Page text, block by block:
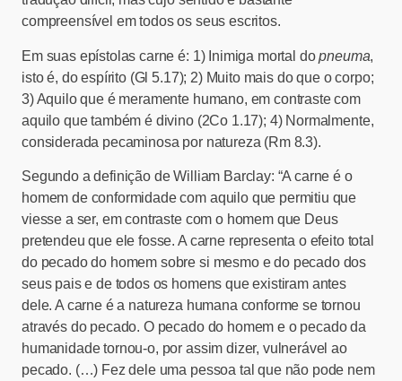
compreensível em todos os seus escritos.
Em suas epístolas carne é: 1) Inimiga mortal dopneuma,
isto é, do espírito (Gl 5.17); 2) Muito mais do que o corpo;
3) Aquilo que é meramente humano, em contraste com
aquilo que também é divino (2Co 1.17); 4) Normalmente,
considerada pecaminosa por natureza (Rm 8.3).
Segundo a definição de William Barclay: “A carne é o
homem de conformidade com aquilo que permitiu que
viesse a ser, em contraste com o homem que Deus
pretendeu que ele fosse. A carne representa o efeito total
do pecado do homem sobre si mesmo e do pecado dos
seus pais e de todos os homens que existiram antes
dele. A carne é a natureza humana conforme se tornou
através do pecado. O pecado do homem e o pecado da
humanidade tornou-o, por assim dizer, vulnerável ao
pecado. (…) Fez dele uma pessoa tal que não pode nem